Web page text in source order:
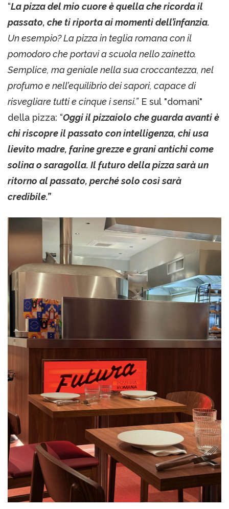
“La pizza del mio cuore è quella che ricorda il
passato, che ti riporta ai momenti dell’infanzia.
Un esempio? La pizza in teglia romana con il
pomodoro che portavi a scuola nello zainetto.
Semplice, ma geniale nella sua croccantezza, nel
profumo e nell’equilibrio dei sapori, capace di
risvegliare tutti e cinque i sensi.”E sul "domani"
della pizza: “Oggi il pizzaiolo che guarda avanti è
chi riscopre il passato con intelligenza, chi usa
lievito madre, farine grezze e grani antichi come
solina o saragolla. Il futuro della pizza sarà un
ritorno al passato, perché solo così sarà
credibile.”